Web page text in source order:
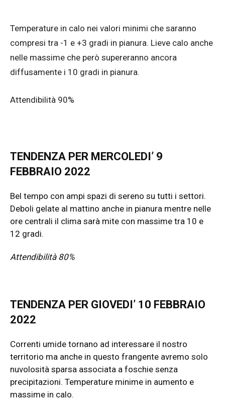
Temperature in calo nei valori minimi che saranno
compresi tra -1 e +3 gradi in pianura. Lieve calo anche
nelle massime che però supereranno ancora
diffusamente i 10 gradi in pianura.
Attendibilità 90%
TENDENZA PER MERCOLEDI’ 9
FEBBRAIO 2022
Bel tempo con ampi spazi di sereno su tutti i settori.
Deboli gelate al mattino anche in pianura mentre nelle
ore centrali il clima sarà mite con massime tra 10 e
12 gradi.
Attendibilità 80%
TENDENZA PER GIOVEDI’ 10 FEBBRAIO
2022
Correnti umide tornano ad interessare il nostro
territorio ma anche in questo frangente avremo solo
nuvolosità sparsa associata a foschie senza
precipitazioni. Temperature minime in aumento e
massime in calo.